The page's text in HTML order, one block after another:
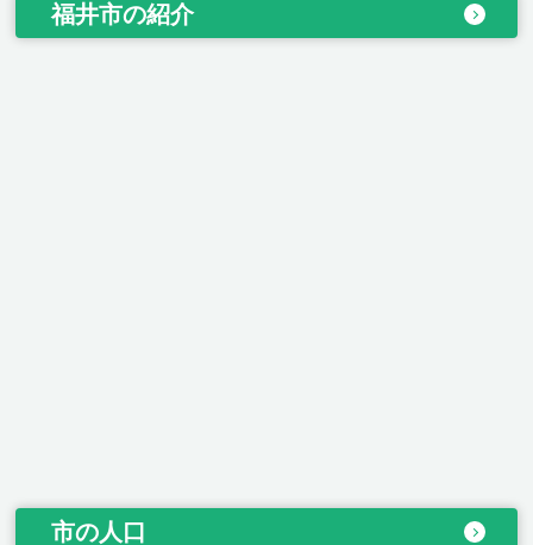
福井市の紹介
市の人口